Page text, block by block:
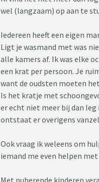
wel (langzaam) op aan te
Iedereen heeft een eigen
Ligt je wasmand met was
alle kamers af. Ik was elke
een krat per persoon. Je
want de oudsten moeten
Is het kratje met
er echt niet meer bij dan leg
ontstaat er overigens
Ook vraag ik weleens om
iemand me even helpen
Met puberende kinderen